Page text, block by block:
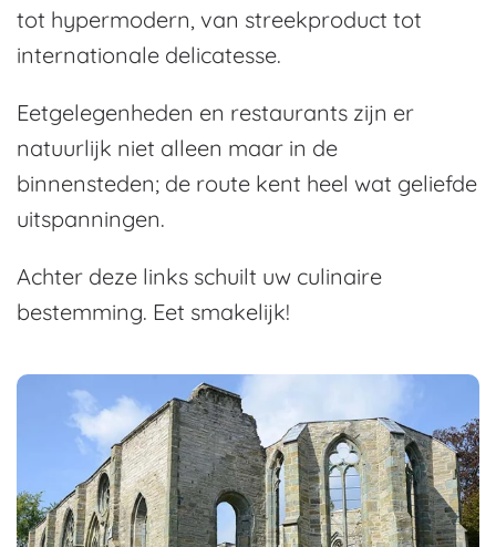
tot hypermodern, van streekproduct tot
internationale delicatesse.
Eetgelegenheden en restaurants zijn er
natuurlijk niet alleen maar in de
binnensteden; de route kent heel wat geliefde
uitspanningen.
Achter deze links schuilt uw culinaire
bestemming. Eet smakelijk!